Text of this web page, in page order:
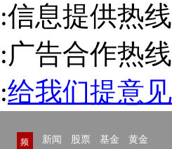
:信息提供热
:广告合作热线
:给我们提意见
频
新闻 股票 基金
黄金